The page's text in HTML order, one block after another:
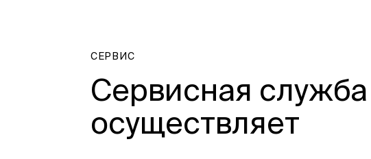
СЕРВИС
Сервисная служба
осуществляет